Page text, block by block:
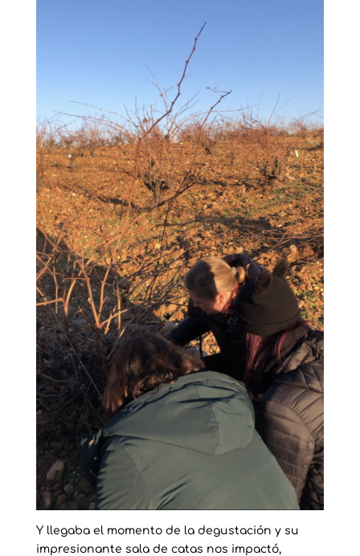
Y llegaba el momento de la degustación y su
impresionante sala de catas nos impactó,